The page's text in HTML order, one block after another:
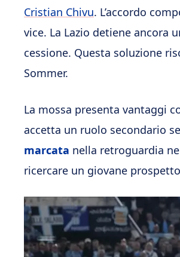
Cristian Chivu. L’accordo
vice. La Lazio detiene ancora
cessione. Questa soluzione
Sommer.
La mossa presenta vantaggi
accetta un ruolo secondario
marcata nella retroguardia
ricercare un giovane